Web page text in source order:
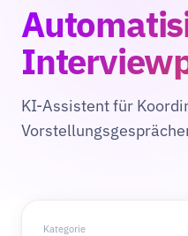
KI-Assistent für
Kategorie